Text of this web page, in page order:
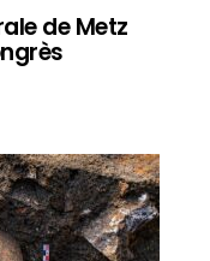
de Metz